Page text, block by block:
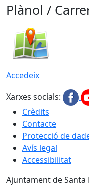
Plànol /
Accedeix
Xarxes socials:
Crèdits
Contacte
Protecció de
Avís legal
Accessibilitat
Ajuntament de